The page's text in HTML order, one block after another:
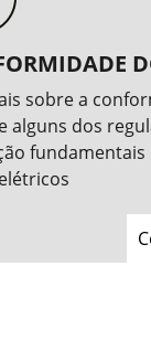
sobre a
alguns dos